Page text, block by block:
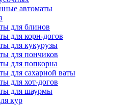
автоматы
для блинов
для корн-догов
для кукурузы
для пончиков
для попкорна
для сахарной ваты
для хот-догов
для шаурмы
кур